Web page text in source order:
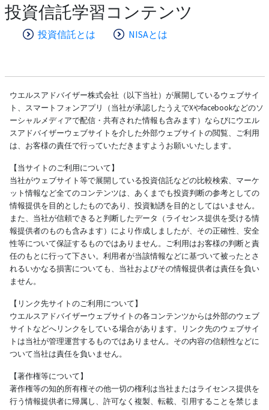
投資信託学習コンテンツ
投資信託とは NISAとは
ウエルスアドバイザー株式会社（以下当社）が展開しているウェブサイ
ト、スマートフォンアプリ（当社が承認したうえでXやfacebookなどのソ
ーシャルメディアで配信・共有された情報も含みます）ならびにウエル
スアドバイザーウェブサイトを介した外部ウェブサイトの閲覧、ご利用
は、お客様の責任で行っていただきますようお願いいたします。
【当サイトのご利用について】
当社がウェブサイト等で展開している投資信託などの比較検索、マーケ
ット情報など全てのコンテンツは、あくまでも投資判断の参考としての
情報提供を目的としたものであり、投資勧誘を目的としてはいません。
また、当社が信頼できると判断したデータ（ライセンス提供を受ける情
報提供者のものも含みます）により作成しましたが、その正確性、安全
性等について保証するものではありません。ご利用はお客様の判断と責
任のもとに行って下さい。利用者が当該情報などに基づいて被ったとさ
れるいかなる損害についても、当社およびその情報提供者は責任を負い
ません。
【リンク先サイトのご利用について】
ウエルスアドバイザーウェブサイトの各コンテンツからは外部のウェブ
サイトなどへリンクをしている場合があります。リンク先のウェブサイ
トは当社が管理運営するものではありません。その内容の信頼性などに
ついて当社は責任を負いません。
【著作権等について】
著作権等の知的所有権その他一切の権利は当社またはライセンス提供を
行う情報提供者に帰属し、許可なく複製、転載、引用することを禁じま